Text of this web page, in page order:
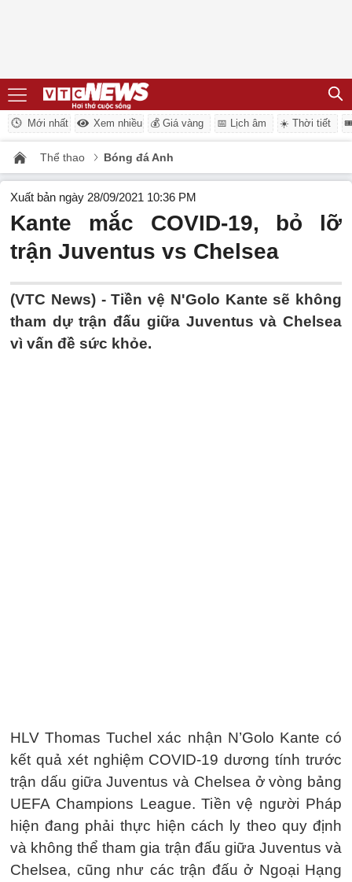
Mới nhất Xem nhiều 💰 Giá vàng 📅 Lịch âm ☀️ Thời tiết
Thể thao Bóng đá Anh
Xuất bản ngày 28/09/2021 10:36 PM
Kante mắc COVID-19, bỏ lỡ
trận Juventus vs Chelsea
(VTC News) -Tiền vệ N'Golo Kante sẽ không
tham dự trận đấu giữa Juventus và Chelsea
vì vấn đề sức khỏe.
HLV Thomas Tuchel xác nhận N’Golo Kante có
kết quả xét nghiệm COVID-19 dương tính trước
trận dấu giữa Juventus và Chelsea ở vòng bảng
UEFA Champions League. Tiền vệ người Pháp
hiện đang phải thực hiện cách ly theo quy định
và không thể tham gia trận đấu giữa Juventus và
Chelsea, cũng như các trận đấu ở Ngoại Hạng